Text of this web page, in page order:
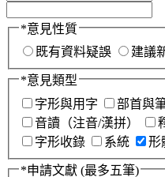
*意見性質
既有資料疑誤
建議
*意見類型
字形與用字
部首與
音讀（注音/漢拼）
字形收錄
系統 形
*申請文獻 (最多五筆)